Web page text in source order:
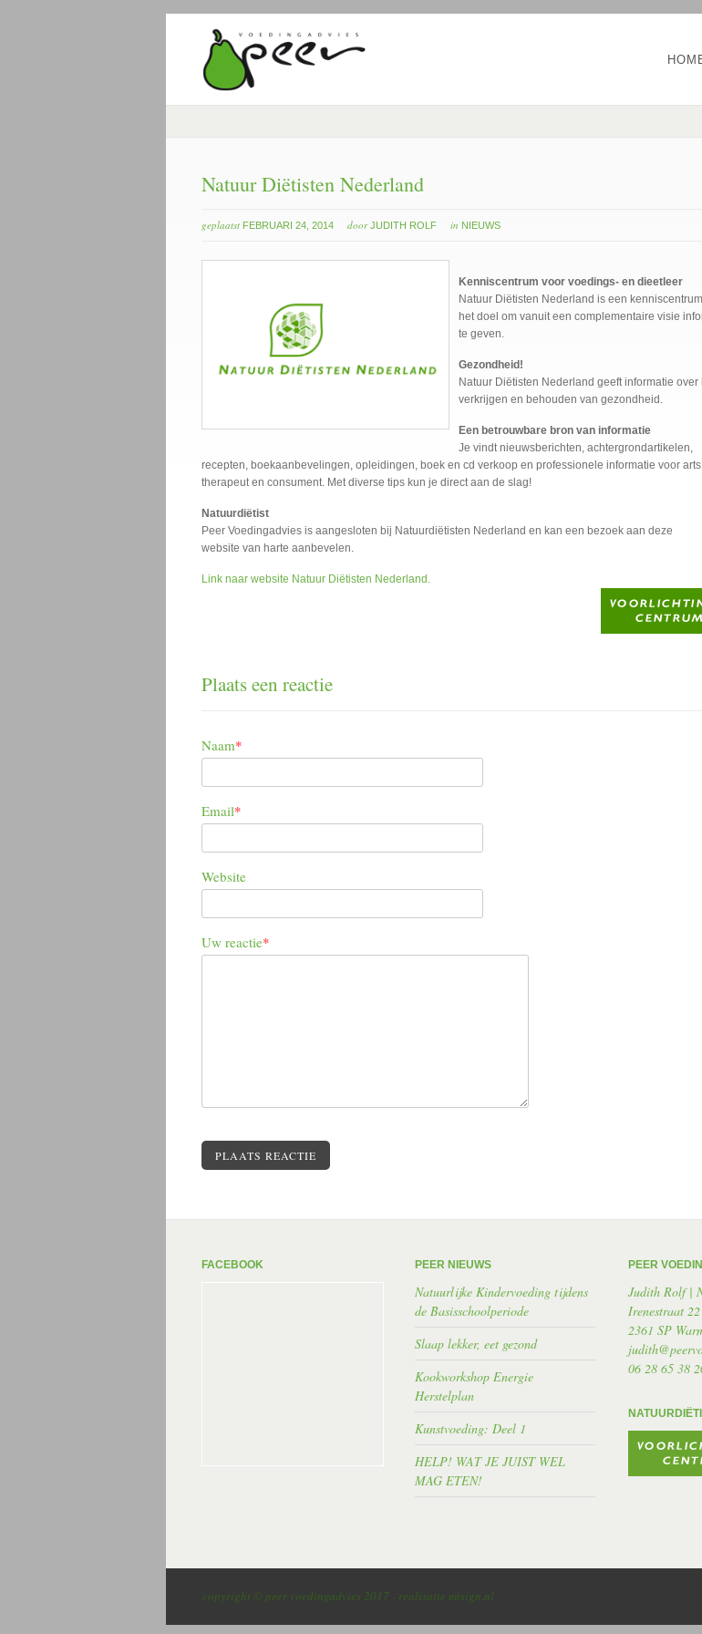
Natuur Diëtisten Nederland
geplaatst FEBRUARI 24, 2014 door JUDITH ROLF in NIEUWS
Kenniscentrum voor voedings- en dieetleer
Natuur Diëtisten Nederland is een
het doel om vanuit een complementaire visie
te geven.
Gezondheid!
Natuur Diëtisten Nederland geeft informatie over
verkrijgen en behouden van gezondheid.
Een betrouwbare bron van informatie
Je vindt nieuwsberichten, achtergrondartikelen,
recepten, boekaanbevelingen, opleidingen, boek en cd verkoop en professionele informatie voor
therapeut en consument. Met diverse tips kun je direct aan de slag!
Natuurdiëtist
Peer Voedingadvies is aangesloten bij Natuurdiëtisten Nederland en kan een bezoek aan deze
website van harte aanbevelen.
Link naar website Natuur Diëtisten Nederland.
Plaats een reactie
Naam*
Email*
Website
Uw reactie*
PLAATS REACTIE
FACEBOOK PEER NIEUWS
Natuurlijke Kindervoeding tijdens
de Basisschoolperiode
Slaap lekker, eet gezond
Kookworkshop Energie
Herstelplan
Kunstvoeding: Deel 1
HELP! WAT JE JUIST WEL
MAG ETEN!
PEER
Judith Rolf |
Irenestraat 22
2361 SP
06 28 65 38
copyright © peer voedingadvies 2017 - realisatie misign.nl